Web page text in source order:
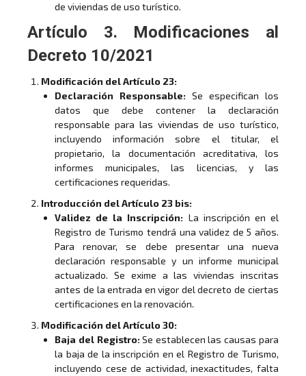
de viviendas de uso turístico.
Artículo 3. Modificaciones al
Decreto 10/2021
Modificación del Artículo 23:
Declaración Responsable: Se especifican los
datos que debe contener la declaración
responsable para las viviendas de uso turístico,
incluyendo información sobre el titular, el
propietario, la documentación acreditativa, los
informes municipales, las licencias, y las
certificaciones requeridas.
Introducción del Artículo 23 bis:
Validez de la Inscripción: La inscripción en el
Registro de Turismo tendrá una validez de 5 años.
Para renovar, se debe presentar una nueva
declaración responsable y un informe municipal
actualizado. Se exime a las viviendas inscritas
antes de la entrada en vigor del decreto de ciertas
certificaciones en la renovación.
Modificación del Artículo 30:
Baja del Registro:Se establecen las causas para
la baja de la inscripción en el Registro de Turismo,
incluyendo cese de actividad, inexactitudes, falta